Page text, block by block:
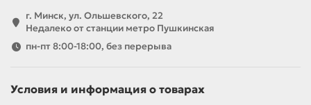
г. Минск, ул. Ольшевского, 22
Недалеко от станции метро Пушкинская
пн-пт 8:00-18:00, без перерыва
Условия и информация о товарах